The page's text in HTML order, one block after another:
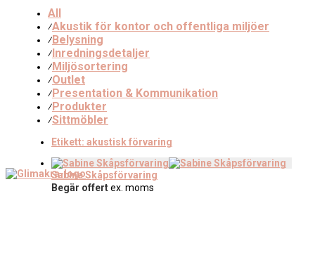
All
⁄Akustik för kontor och offentliga miljöer
⁄Belysning
⁄Inredningsdetaljer
⁄Miljösortering
⁄Outlet
⁄Presentation & Kommunikation
⁄Produkter
⁄Sittmöbler
Etikett: akustisk förvaring
Sabine Skåpsförvaring
Begär offertex. moms